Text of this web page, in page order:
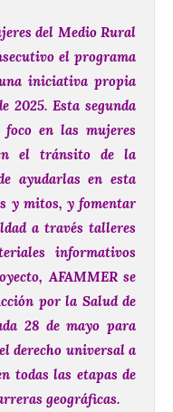
del Medio Rural
el programa
iniciativa propia
2025.Esta segunda
en las mujeres
el tránsito de la
ayudarlas en esta
y mitos, y fomentar
a través talleres
informativos
AFAMMER se
por la Salud de
28 de mayo para
derecho universal a
todas las etapas de
geográficas.